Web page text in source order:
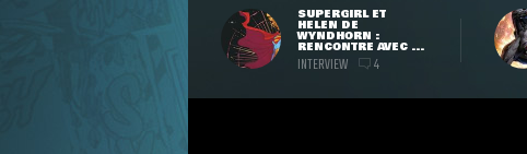
SUPERGIRL ET
HELEN DE
WYNDHORN :
RENCONTRE AVEC ...
INTERVIEW 4